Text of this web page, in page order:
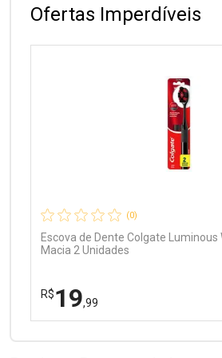
Ofertas Imperdíveis
(0)
Escova de Dente Colgate Luminous
Macia 2 Unidades
R$19,99